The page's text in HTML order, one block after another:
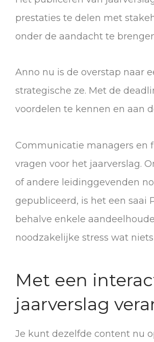
prestaties te delen met
onder de aandacht te
Anno nu is de overstap naar
strategische ze. Met de
voordelen te kennen en aan
Communicatie managers en
vragen voor het jaarverslag.
of andere leidinggevenden
gepubliceerd, is het een saai
behalve enkele
noodzakelijke stress wat
Met een
jaarverslag
Je kunt dezelfde content nu